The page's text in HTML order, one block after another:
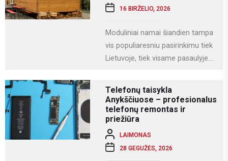
16 BIRŽELIO, 2026
Moduliniai namai šiandien tampa
vis populiaresniu pasirinkimu tiek
Lietuvoje, tiek visame pasaulyje.
Telefonų taisykla
Anykščiuose – profesionalus
telefonų remontas ir
priežiūra
LAIMONAS
28 GEGUŽĖS, 2026